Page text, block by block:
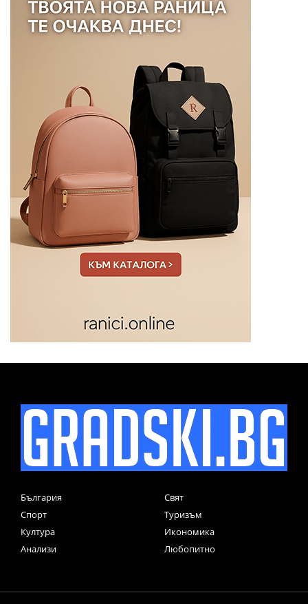
България
Свят
Спорт
Туризъм
Култура
Икономика
Анализи
Любопитно